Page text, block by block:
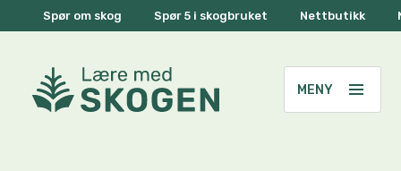
Spør om skog Spør 5 i skogbruket Nettbutikk